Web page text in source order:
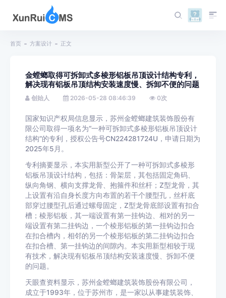
首页 方案设计 正文
金螳螂取得可拆卸式多棱形铝板吊顶设计结构专利，
解决现有铝板吊顶结构安装速度慢、拆卸不便的问题
创始人 2026-05-28 08:46:39 0次
国家知识产权局信息显示，苏州金螳螂建筑装饰股份有
限公司取得一项名为“一种可拆卸式多棱形铝板吊顶设计
结构”的专利，授权公告号CN224281724U，申请日期为
2025年5月。
专利摘要显示，本实用新型公开了一种可拆卸式多棱形
铝板吊顶设计结构，包括：骨架层，其包括固定角码、
纵向角钢、横向支撑龙骨、抱箍件和丝杆；Z型龙骨，其
上设置有沿自身长度方向布置的若干个腰型孔，丝杆底
部穿过腰型孔后通过螺母固定，Z型龙骨底部设置有扣合
槽；棱形铝板，其一端设置有第一挂钩边、相对的另一
端设置有第二挂钩边，一个棱形铝板的第一挂钩边扣合
在扣合槽内，相邻的另一个棱形铝板的第二挂钩边扣合
在扣合槽、第一挂钩边的间隙内。本实用新型相较于现
有技术，解决现有铝板吊顶结构安装速度慢、拆卸不便
的问题。
天眼查资料显示，苏州金螳螂建筑装饰股份有限公司，
成立于1993年，位于苏州市，是一家以从事建筑装饰、